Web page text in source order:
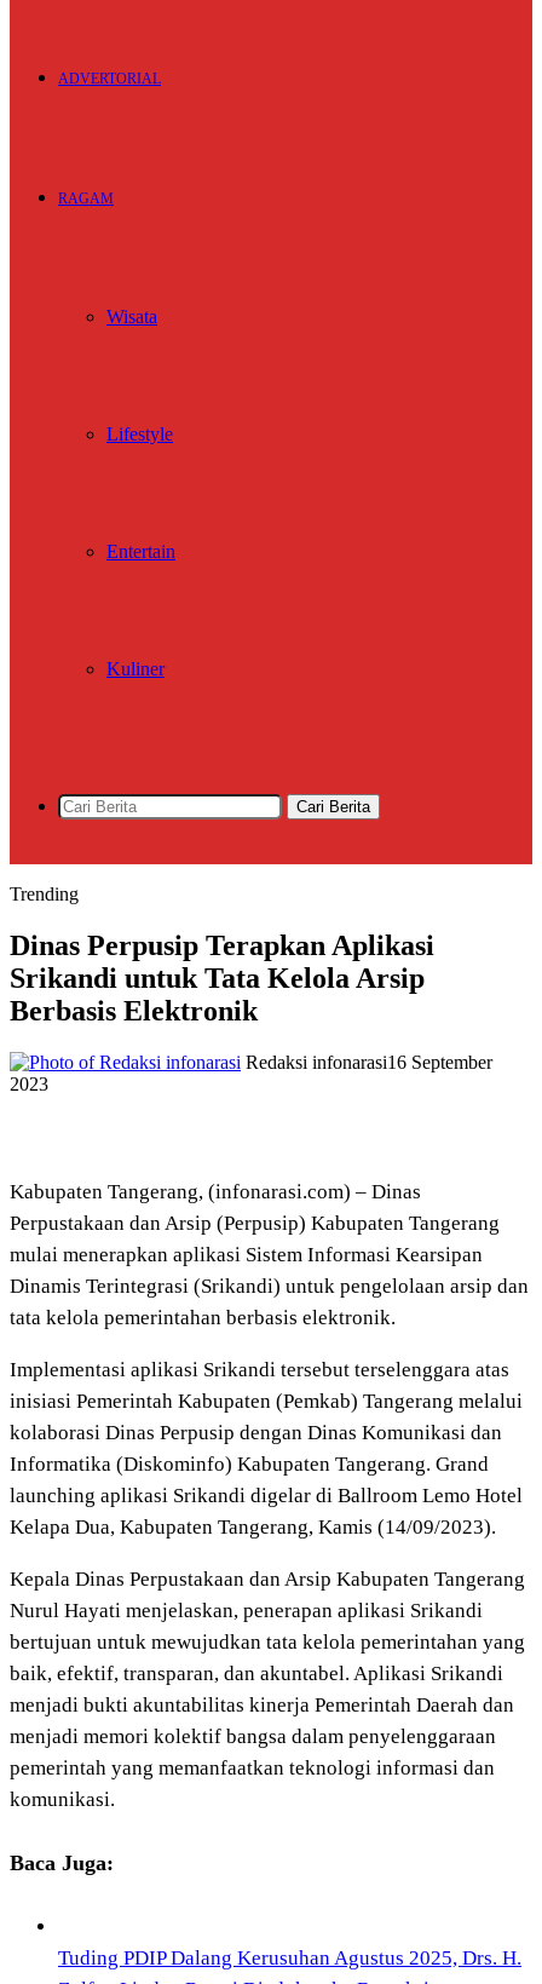
ADVERTORIAL
RAGAM
Wisata
Lifestyle
Entertain
Kuliner
Cari Berita
Trending
Dinas Perpusip Terapkan Aplikasi
Srikandi untuk Tata Kelola Arsip
Berbasis Elektronik
Redaksi infonarasi16 September
2023
Kabupaten Tangerang, (infonarasi.com) – Dinas
Perpustakaan dan Arsip (Perpusip) Kabupaten Tangerang
mulai menerapkan aplikasi Sistem Informasi Kearsipan
Dinamis Terintegrasi (Srikandi) untuk pengelolaan arsip dan
tata kelola pemerintahan berbasis elektronik.
Implementasi aplikasi Srikandi tersebut terselenggara atas
inisiasi Pemerintah Kabupaten (Pemkab) Tangerang melalui
kolaborasi Dinas Perpusip dengan Dinas Komunikasi dan
Informatika (Diskominfo) Kabupaten Tangerang. Grand
launching aplikasi Srikandi digelar di Ballroom Lemo Hotel
Kelapa Dua, Kabupaten Tangerang, Kamis (14/09/2023).
Kepala Dinas Perpustakaan dan Arsip Kabupaten Tangerang
Nurul Hayati menjelaskan, penerapan aplikasi Srikandi
bertujuan untuk mewujudkan tata kelola pemerintahan yang
baik, efektif, transparan, dan akuntabel. Aplikasi Srikandi
menjadi bukti akuntabilitas kinerja Pemerintah Daerah dan
menjadi memori kolektif bangsa dalam penyelenggaraan
pemerintah yang memanfaatkan teknologi informasi dan
komunikasi.
Baca Juga:
Tuding PDIP Dalang Kerusuhan Agustus 2025, Drs. H.